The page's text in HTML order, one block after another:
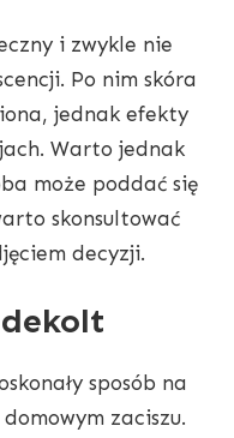
i zwykle nie
Po nim skóra
jednak efekty
Warto jednak
może poddać się
skonsultować
decyzji.
sposób na
zaciszu.